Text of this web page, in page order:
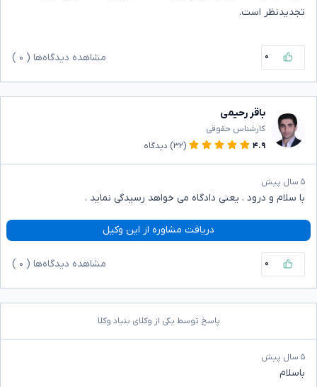
تجدیدنظر است.
۰ مشاهده دیدگاه‌ها ( ۰
باقر رحیمی
کارشناس حقوقی
۴.۹
(۳۲) دیدگاه
۵ سال پیش
با سلام و درود . یعنی دادگاه می خواهد رسیدگی نماید .
دریافت مشاوره از این وکیل
۰ مشاهده دیدگاه‌ها ( ۰
پاسخ توسط یکی از وکلای بنیاد وکلا
۵ سال پیش
باسلام